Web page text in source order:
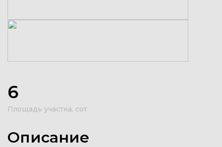
6
Площадь участка, сот
Описание